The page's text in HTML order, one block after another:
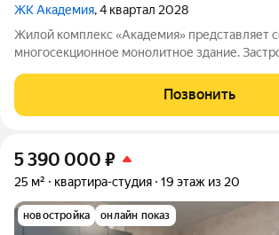
ЖК Академия, 4 квартал 2028
Жилой комплекс «Академия» представляет
многосекционное монолитное здание.
не осуществляется. Благоустройство
территории включает в себя организацию
Позвонить
5 390 000 ₽
25 м² квартира-студия 19 этаж из 20
новостройка онлайн показ